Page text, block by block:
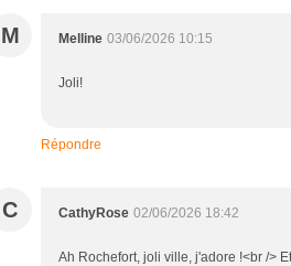
M Melline 03/06/2026 10:15
Joli!
Répondre
C CathyRose 02/06/2026 18:42
Ah Rochefort, joli ville, j'adore !<br />